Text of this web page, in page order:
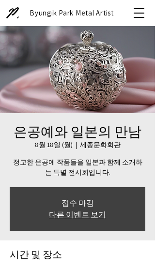
Byungik Park Metal Artist
은공예와 일본의 만남
8월 18일 (월)
  |
세종문화회관
정교한 은공예 작품들을 일본과 함께 소개하
는 특별 전시회입니다.
접수 마감
다른 이벤트 보기
시간 및 장소